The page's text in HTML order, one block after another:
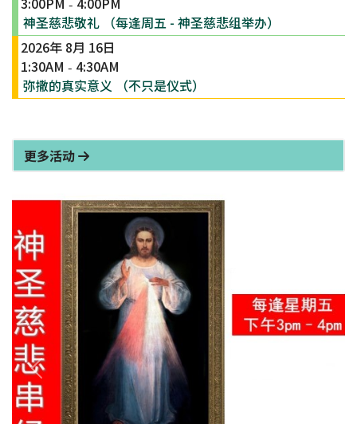
神圣慈悲敬礼 （每逢周五 - 神圣慈悲组举办）
2026年 8月 16日
1:30AM - 4:30AM
弥撒的真实意义 （不只是仪式）
更多活动